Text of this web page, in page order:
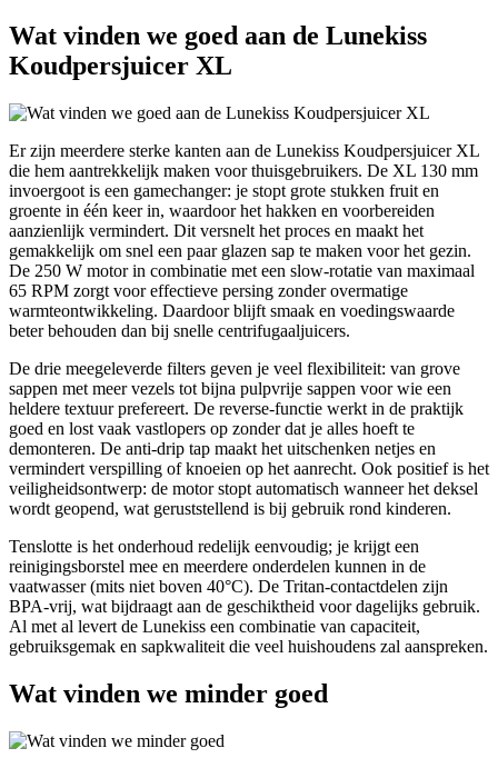
Wat vinden we goed aan de Lunekiss
Koudpersjuicer XL
Er zijn meerdere sterke kanten aan de Lunekiss Koudpersjuicer XL
die hem aantrekkelijk maken voor thuisgebruikers. De XL 130 mm
invoergoot is een gamechanger: je stopt grote stukken fruit en
groente in één keer in, waardoor het hakken en voorbereiden
aanzienlijk vermindert. Dit versnelt het proces en maakt het
gemakkelijk om snel een paar glazen sap te maken voor het gezin.
De 250 W motor in combinatie met een slow-rotatie van maximaal
65 RPM zorgt voor effectieve persing zonder overmatige
warmteontwikkeling. Daardoor blijft smaak en voedingswaarde
beter behouden dan bij snelle centrifugaaljuicers.
De drie meegeleverde filters geven je veel flexibiliteit: van grove
sappen met meer vezels tot bijna pulpvrije sappen voor wie een
heldere textuur prefereert. De reverse-functie werkt in de praktijk
goed en lost vaak vastlopers op zonder dat je alles hoeft te
demonteren. De anti-drip tap maakt het uitschenken netjes en
vermindert verspilling of knoeien op het aanrecht. Ook positief is het
veiligheidsontwerp: de motor stopt automatisch wanneer het deksel
wordt geopend, wat geruststellend is bij gebruik rond kinderen.
Tenslotte is het onderhoud redelijk eenvoudig; je krijgt een
reinigingsborstel mee en meerdere onderdelen kunnen in de
vaatwasser (mits niet boven 40°C). De Tritan-contactdelen zijn
BPA-vrij, wat bijdraagt aan de geschiktheid voor dagelijks gebruik.
Al met al levert de Lunekiss een combinatie van capaciteit,
gebruiksgemak en sapkwaliteit die veel huishoudens zal aanspreken.
Wat vinden we minder goed